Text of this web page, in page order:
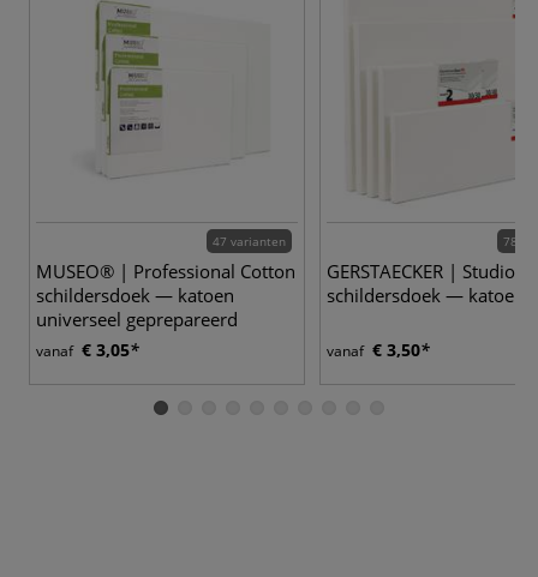
47 varianten
MUSEO® | Professional Cotton
schildersdoek — katoen
universeel geprepareerd
vanaf € 3,05
78
GERSTAECKER | Studio 2
schildersdoek — katoen
vanaf € 3,50